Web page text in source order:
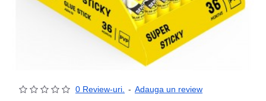
0 Review-uri. - Adauga un review